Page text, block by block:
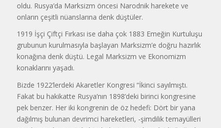
oldu. Rusya’da Marksizm öncesi Narodnik harekete ve
onların çeşitli nüanslarına denk düştüler.
1919 İşçi Çiftçi Fırkası ise daha çok 1883 Emeğin Kurtuluşu
grubunun kurulmasıyla başlayan Marksizm’e doğru hazırlık
konağına denk düştü. Legal Marksizm ve Ekonomizm
konaklarını yaşadı.
Bizde 1922’lerdeki Akaretler Kongresi “İkinci sayılmıştı.
Fakat bu hakikatte Rusya’nın 1898’deki birinci kongresine
pek benzer. Her iki kongrenin de öz hedefi: Dört bir yana
dağılmış bulunan devrimci hareketleri, -şimdilik temayülleri